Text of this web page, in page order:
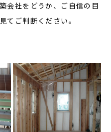
会社をどうか、ご自信の目
てご判断ください。